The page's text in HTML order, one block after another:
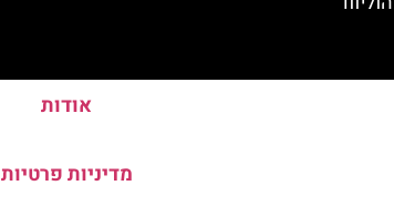
אודות
מדיניות פרטיות